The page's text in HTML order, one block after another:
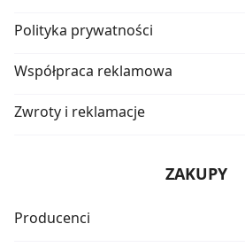
Polityka prywatności
Współpraca reklamowa
Zwroty i reklamacje
ZAKUPY
Producenci